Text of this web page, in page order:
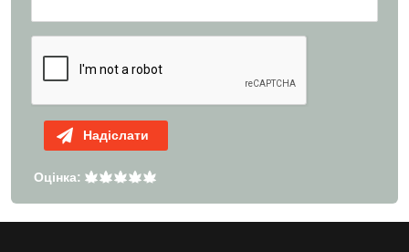
Надіслати
Оцінка: